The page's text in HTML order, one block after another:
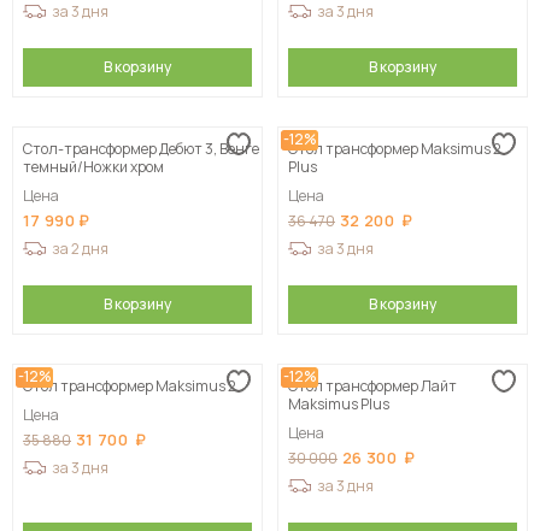
за 3 дня
В корзину
за 3 дня
В корзину
Стол-трансформер Дебют 3, Венге
темный/Ножки хром
Цена
17 990
за 2 дня
В корзину
-12%
Стол трансформер Maksimus 2
Plus
Цена
36 470 32 200
за 3 дня
В корзину
-12%
Стол трансформер Maksimus 2
Цена
35 880 31 700
за 3 дня
-12%
Стол трансформер Лайт
Maksimus Plus
Цена
30 000 26 300
за 3 дня